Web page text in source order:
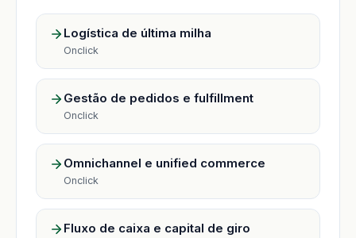
Logística de última milha
Onclick
Gestão de pedidos e fulfillment
Onclick
Omnichannel e unified commerce
Onclick
Fluxo de caixa e capital de giro